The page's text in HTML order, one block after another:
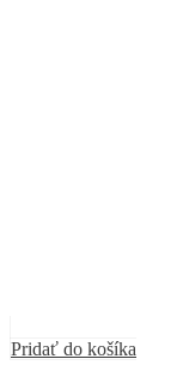
Pridať do košíka